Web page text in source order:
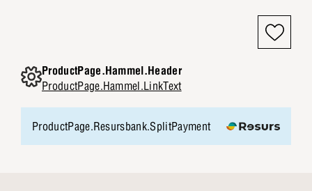
ProductPage.Hammel.Header
ProductPage.Hammel.LinkText
ProductPage.Resursbank.SplitPayment